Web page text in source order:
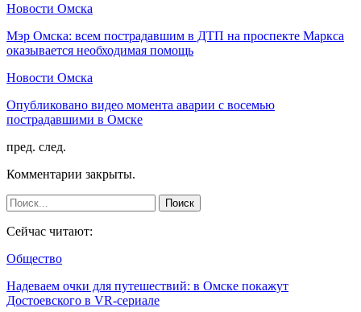
Новости Омска
Мэр Омска: всем пострадавшим в ДТП на проспекте Маркса
оказывается необходимая помощь
Новости Омска
Опубликовано видео момента аварии с восемью
пострадавшими в Омске
пред. след.
Комментарии закрыты.
Сейчас читают:
Общество
Надеваем очки для путешествий: в Омске покажут
Достоевского в VR-сериале